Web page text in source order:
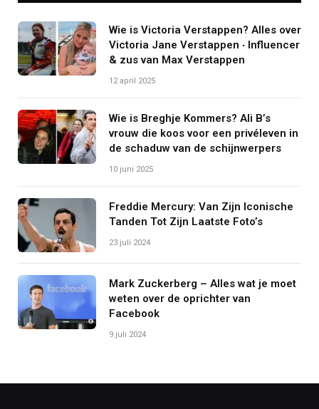
Wie is Victoria Verstappen? Alles over
Victoria Jane Verstappen ‧ Influencer
& zus van Max Verstappen
12 april 2025
Wie is Breghje Kommers? Ali B’s
vrouw die koos voor een privéleven in
de schaduw van de schijnwerpers
10 juni 2025
Freddie Mercury: Van Zijn Iconische
Tanden Tot Zijn Laatste Foto’s
23 juli 2024
Mark Zuckerberg – Alles wat je moet
weten over de oprichter van
Facebook
9 juli 2024